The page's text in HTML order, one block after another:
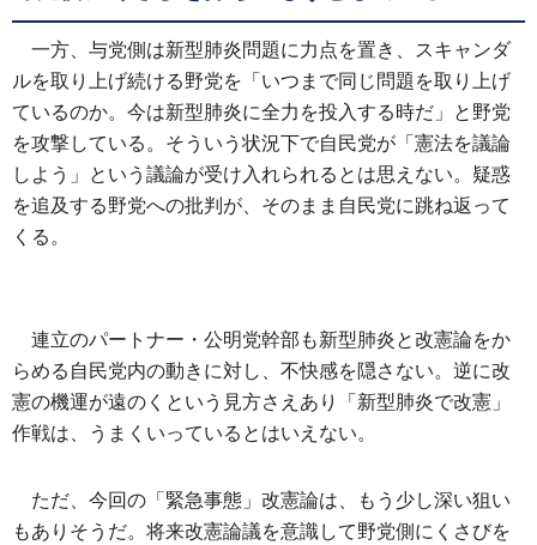
一方、与党側は新型肺炎問題に力点を置き、スキャンダ
ルを取り上げ続ける野党を「いつまで同じ問題を取り上げ
ているのか。今は新型肺炎に全力を投入する時だ」と野党
を攻撃している。そういう状況下で自民党が「憲法を議論
しよう」という議論が受け入れられるとは思えない。疑惑
を追及する野党への批判が、そのまま自民党に跳ね返って
くる。
連立のパートナー・公明党幹部も新型肺炎と改憲論をか
らめる自民党内の動きに対し、不快感を隠さない。逆に改
憲の機運が遠のくという見方さえあり「新型肺炎で改憲」
作戦は、うまくいっているとはいえない。
ただ、今回の「緊急事態」改憲論は、もう少し深い狙い
もありそうだ。将来改憲論議を意識して野党側にくさびを